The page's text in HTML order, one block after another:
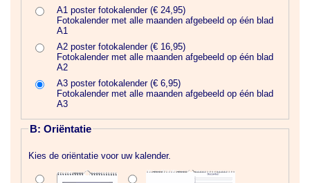
A1 poster fotokalender (€ 24,95)
Fotokalender met alle maanden afgebeeld op één blad
A1
A2 poster fotokalender (€ 16,95)
Fotokalender met alle maanden afgebeeld op één blad
A2
A3 poster fotokalender (€ 6,95)
Fotokalender met alle maanden afgebeeld op één blad
A3
B: Oriëntatie
Kies de oriëntatie voor uw kalender.